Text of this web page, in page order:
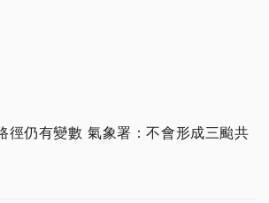
徑仍有變數 氣象署：不會形成三颱共